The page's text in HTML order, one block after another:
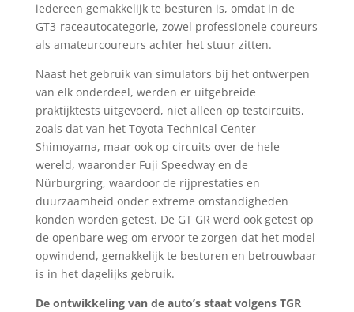
iedereen gemakkelijk te besturen is, omdat in de
GT3-raceautocategorie, zowel professionele coureurs
als amateurcoureurs achter het stuur zitten.
Naast het gebruik van simulators bij het ontwerpen
van elk onderdeel, werden er uitgebreide
praktijktests uitgevoerd, niet alleen op testcircuits,
zoals dat van het Toyota Technical Center
Shimoyama, maar ook op circuits over de hele
wereld, waaronder Fuji Speedway en de
Nürburgring, waardoor de rijprestaties en
duurzaamheid onder extreme omstandigheden
konden worden getest. De GT GR werd ook getest op
de openbare weg om ervoor te zorgen dat het model
opwindend, gemakkelijk te besturen en betrouwbaar
is in het dagelijks gebruik.
De ontwikkeling van de auto’s staat volgens TGR